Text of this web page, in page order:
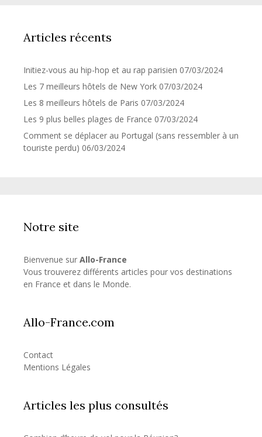
Articles récents
Initiez-vous au hip-hop et au rap parisien 07/03/2024
Les 7 meilleurs hôtels de New York 07/03/2024
Les 8 meilleurs hôtels de Paris 07/03/2024
Les 9 plus belles plages de France 07/03/2024
Comment se déplacer au Portugal (sans ressembler à un
touriste perdu) 06/03/2024
Notre site
Bienvenue sur Allo-France
Vous trouverez différents articles pour vos destinations
en France et dans le Monde.
Allo-France.com
Contact
Mentions Légales
Articles les plus consultés